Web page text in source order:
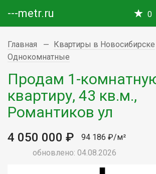
---metr.ru 0
Главная
Квартиры в Новосибирске
Однокомнатные
Продам 1-
квартиру, 43 кв.м.,
Романтиков ул
4 050 000 ₽
94 186 ₽/м²
обновлено: 04.08.2026